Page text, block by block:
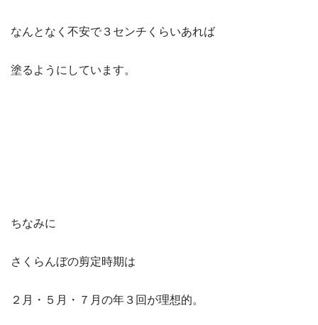
なんとなく不安で３センチくらいあれば
塗るようにしています。
ちなみに
さくらんぼの剪定時期は
２月・５月・７月の年３回が理想的。